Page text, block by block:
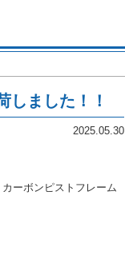
ました！！
2025.05.30
ーボンピストフレーム